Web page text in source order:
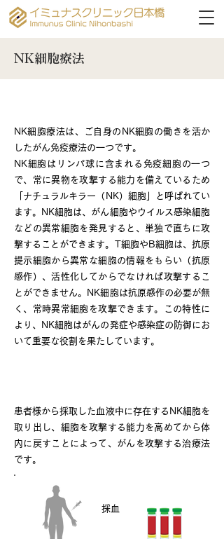
NK細胞療法
NK細胞療法は、ご自身のNK細胞の働きを活か
したがん免疫療法の一つです。
NK細胞はリンパ球に含まれる免疫細胞の一つ
で、常に異物を攻撃する能力を備えているため
「ナチュラルキラー（NK）細胞」と呼ばれてい
ます。NK細胞は、がん細胞やウイルス感染細胞
などの異常細胞を発見すると、単独で直ちに攻
撃することができます。T細胞やB細胞は、抗原
提示細胞から異常な細胞の情報をもらい（抗原
感作）、活性化してからでなければ攻撃するこ
とができません。NK細胞は抗原感作の必要が無
く、常時異常細胞を攻撃できます。この特性に
より、NK細胞はがんの発症や感染症の防御にお
いて重要な役割を果たしています。
患者様から採取した血液中に存在するNK細胞を
取り出し、細胞を攻撃する能力を高めてから体
内に戻すことによって、がんを攻撃する治療法
です。
採血